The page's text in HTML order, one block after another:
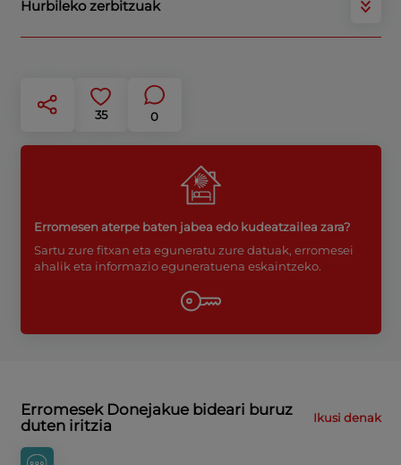
35 0
Hurbileko zerbitzuak
Erromesen aterpe baten jabea edo kudeatzailea zara?
Sartu zure fitxan eta eguneratu zure datuak, erromesei
ahalik eta informazio eguneratuena eskaintzeko.
Erromesek Donejakue bideari buruz
duten iritzia
Ikusi denak